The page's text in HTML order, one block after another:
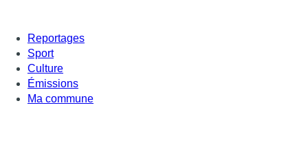
Reportages
Sport
Culture
Émissions
Ma commune